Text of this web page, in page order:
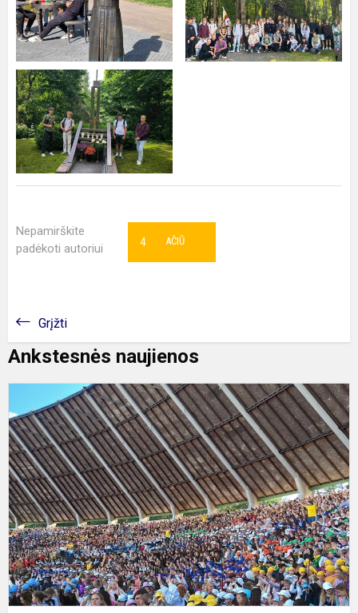
Nepamirškite
padėkoti autoriui
AČIŪ
4
Grįžti
Ankstesnės naujienos